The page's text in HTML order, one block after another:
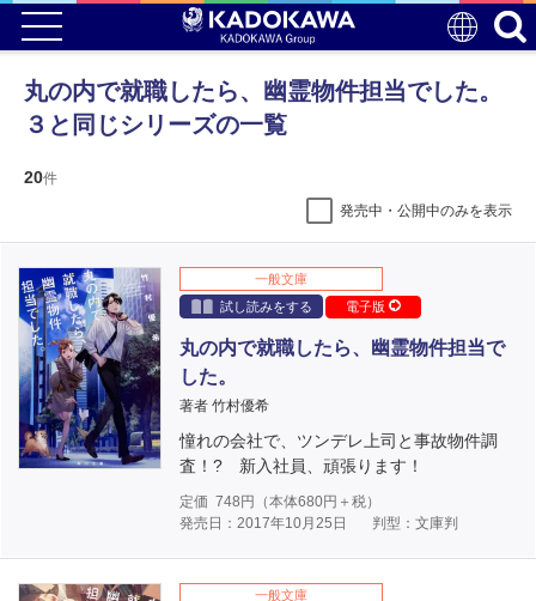
丸の内で就職したら、幽霊物件担当でした。
３と同じシリーズの一覧
20件
発売中・公開中のみを表示
一般文庫
試し読みをする
電子版
丸の内で就職したら、幽霊物件担当で
した。
著者 竹村優希
憧れの会社で、ツンデレ上司と事故物件調
査！? 新入社員、頑張ります！
定価 748 円（本体680円＋税）
発売日：2017年10月25日
判型：文庫判
一般文庫